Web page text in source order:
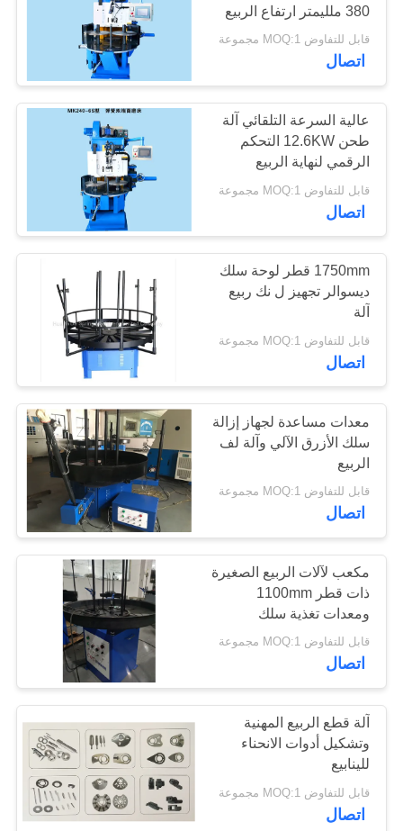
اتصل
أخبار
اطلب
اقتباس
خريطة
الموقع
PRIVACY
POLICY
380 ملليمتر ارتفاع الربيع
قابل للتفاوض MOQ:1 مجموعة
اتصال
عالية السرعة التلقائي آلة
طحن 12.6KW التحكم
الرقمي لنهاية الربيع
قابل للتفاوض MOQ:1 مجموعة
اتصال
1750mm قطر لوحة سلك
ديسوالر تجهيز ل نك ربيع
آلة
قابل للتفاوض MOQ:1 مجموعة
اتصال
معدات مساعدة لجهاز إزالة
سلك الأزرق الآلي وآلة لف
الربيع
قابل للتفاوض MOQ:1 مجموعة
اتصال
مكعب لآلات الربيع الصغيرة
ذات قطر 1100mm
ومعدات تغذية سلك
التحميل 100KG
قابل للتفاوض MOQ:1 مجموعة
اتصال
آلة قطع الربيع المهنية
وتشكيل أدوات الانحناء
للينابيع
قابل للتفاوض MOQ:1 مجموعة
اتصال